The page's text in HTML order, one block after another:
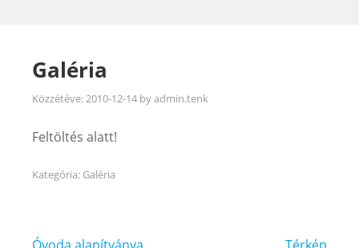
Galéria
Közzétéve:2010-12-14 byadmin.tenk
Feltöltés alatt!
Kategória: Galéria